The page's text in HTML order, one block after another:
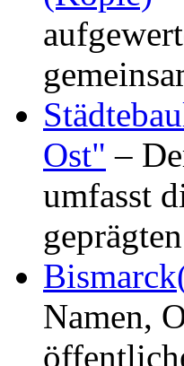
Ost" –
umfasst
Namen,